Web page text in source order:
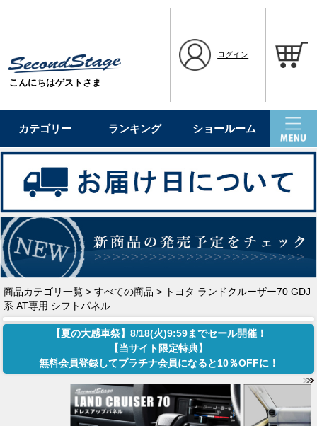
こんにちはゲストさま
ログイン
カテゴリー ランキング ショールーム
商品カテゴリ一覧 > すべての商品 > トヨタ ランドクルーザー70 GDJ
系 AT専用 シフトパネル
【夏の大感車祭】8/18(火)9:59までセール開催！
【当サイト限定特典】
無料会員登録してプラチナ会員になると10％OFFに！